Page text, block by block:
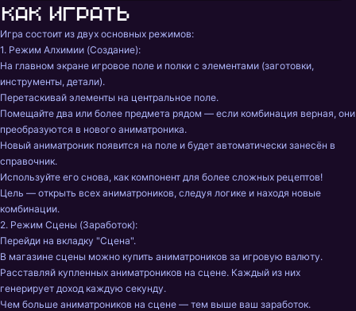
Как играть
Игра состоит из двух основных режимов:
1. Режим Алхимии (Создание):
На главном экране игровое поле и полки с элементами (заготовки,
инструменты, детали).
Перетаскивай элементы на центральное поле.
Помещайте два или более предмета рядом — если комбинация верная, они
преобразуются в нового аниматроника.
Новый аниматроник появится на поле и будет автоматически занесён в
справочник.
Используйте его снова, как компонент для более сложных рецептов!
Цель — открыть всех аниматроников, следуя логике и находя новые
комбинации.
2. Режим Сцены (Заработок):
Перейди на вкладку "Сцена".
В магазине сцены можно купить аниматроников за игровую валюту.
Расставляй купленных аниматроников на сцене. Каждый из них
генерирует доход каждую секунду.
Чем больше аниматроников на сцене — тем выше ваш заработок.